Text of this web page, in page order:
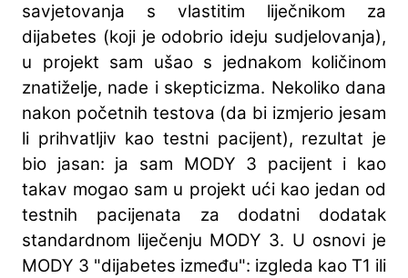
savjetovanja s vlastitim liječnikom za
dijabetes (koji je odobrio ideju sudjelovanja),
u projekt sam ušao s jednakom količinom
znatiželje, nade i skepticizma. Nekoliko dana
nakon početnih testova (da bi izmjerio jesam
li prihvatljiv kao testni pacijent), rezultat je
bio jasan: ja sam MODY 3 pacijent i kao
takav mogao sam u projekt ući kao jedan od
testnih pacijenata za dodatni dodatak
standardnom liječenju MODY 3. U osnovi je
MODY 3 "dijabetes između": izgleda kao T1 ili